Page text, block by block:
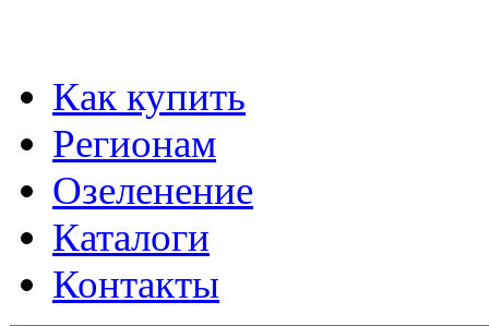
Как купить
Регионам
Озеленение
Каталоги
Контакты